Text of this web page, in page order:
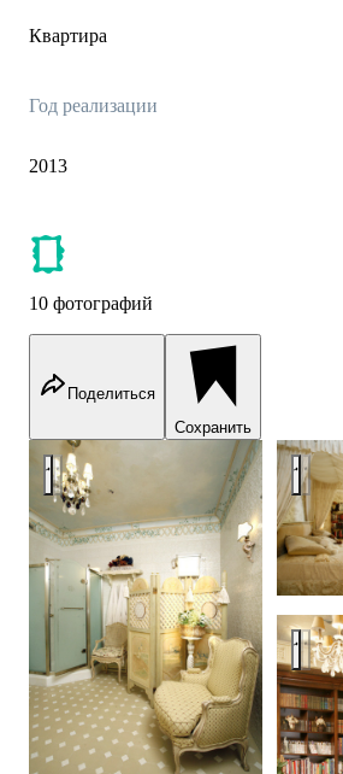
Квартира
Год реализации
2013
10 фотографий
Поделиться
Сохранить
Apartment in Moscow Kseninsky